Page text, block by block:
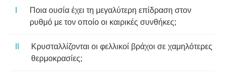
Ποια ουσία έχει τη μεγαλύτερη επίδραση στον
ρυθμό με τον οποίο οι καιρικές συνθήκες;
Κρυσταλλίζονται οι φελλικοί βράχοι σε χαμηλότερες
θερμοκρασίες;